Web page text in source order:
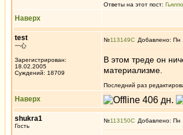
Ответы на этот пост: Гьялпо
Наверх
test
一心
Зарегистрирован:
18.02.2005
Суждений: 18709
№113149 Добавлено: Пн
В этом треде он
материализме.
Последний раз
Наверх
shukra1
Гость
№113150 Добавлено: Пн